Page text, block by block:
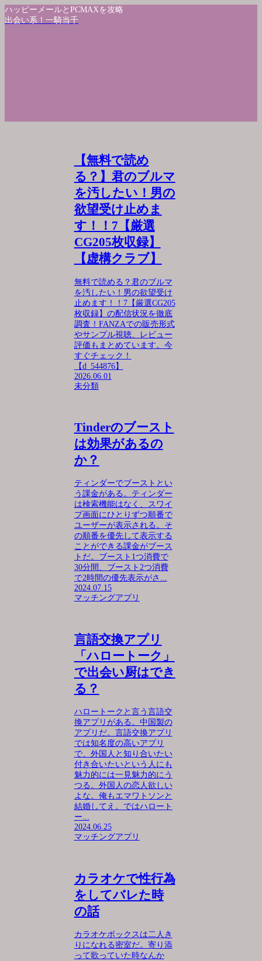
ハッピーメールとPCMAXを攻略
出会い系！一騎当千
【無料で読め
る？】君のブルマ
を汚したい！男の
欲望受け止めま
す！！7【厳選
CG205枚収録】
【虚構クラブ】
無料で読める？君のブルマ
を汚したい！男の欲望受け
止めます！！7【厳選CG205
枚収録】の配信状況を徹底
調査！FANZAでの販売形式
やサンプル視聴、レビュー
評価もまとめています。今
すぐチェック！
【d_544876】
2026.06.01
未分類
Tinderのブースト
は効果があるの
か？
ティンダーでブーストとい
う課金がある。ティンダー
は検索機能はなく、スワイ
プ画面にひとりずつ順番で
ユーザーが表示される。そ
の順番を優先して表示する
ことができる課金がブース
トだ。ブースト1つ消費で
30分間、ブースト2つ消費
で2時間の優先表示がさ...
2024.07.15
マッチングアプリ
言語交換アプリ
「ハロートーク」
で出会い厨はでき
る？
ハロートークと言う言語交
換アプリがある。中国製の
アプリだ。言語交換アプリ
では知名度の高いアプリ
で、外国人と知り合いたい
付き合いたいという人にも
魅力的には一見魅力的にう
つる。外国人の恋人欲しい
よな。俺もエマワトソンと
結婚してえ。ではハロート
ー...
2024.06.25
マッチングアプリ
カラオケで性行為
をしてバレた時
の話
カラオケボックスは二人き
りになれる密室だ。寄り添
って歌っていた時なんか